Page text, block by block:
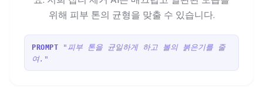
위해 피부 톤의 균형을 맞출 수 있습니다.
PROMPT
"피부 톤을 균일하게 하고 볼의 붉은기를 줄
여."